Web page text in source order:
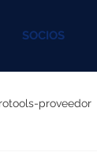
SOCIOS
proveedor